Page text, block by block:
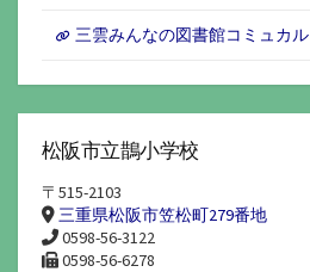
三雲みんなの図書館コミュカル
松阪市立鵲小学校
〒515-2103
三重県松阪市笠松町279番地
0598-56-3122
0598-56-6278